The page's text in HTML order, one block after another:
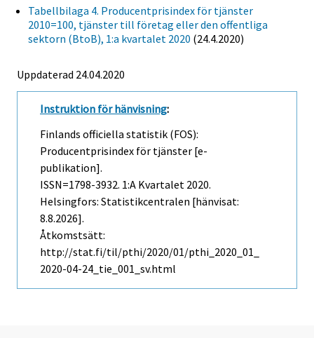
Tabellbilaga 4. Producentprisindex för tjänster
2010=100, tjänster till företag eller den offentliga
sektorn (BtoB), 1:a kvartalet 2020 (24.4.2020)
Uppdaterad 24.04.2020
Instruktion för hänvisning:
Finlands officiella statistik (FOS):
Producentprisindex för tjänster [e-
publikation].
ISSN=1798-3932. 1:a Kvartalet 2020.
Helsingfors: Statistikcentralen [hänvisat:
8.8.2026].
Åtkomstsätt:
http://stat.fi/til/pthi/2020/01/pthi_2020_01_
2020-04-24_tie_001_sv.html